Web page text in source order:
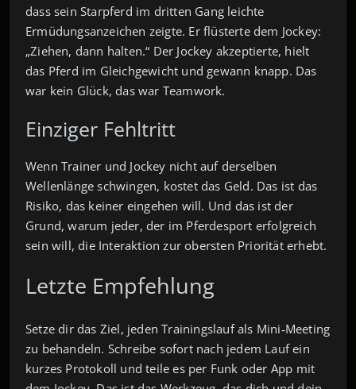
dass sein Starpferd im dritten Gang leichte
Ermüdungsanzeichen zeigte. Er flüsterte dem Jockey:
„Ziehen, dann halten.“ Der Jockey akzeptierte, hielt
das Pferd im Gleichgewicht und gewann knapp. Das
war kein Glück, das war Teamwork.
Einziger Fehltritt
Wenn Trainer und Jockey nicht auf derselben
Wellenlänge schwingen, kostet das Geld. Das ist das
Risiko, das keiner eingehen will. Und das ist der
Grund, warum jeder, der im Pferdesport erfolgreich
sein will, die Interaktion zur obersten Priorität erhebt.
Letzte Empfehlung
Setze dir das Ziel, jeden Trainingslauf als Mini‑Meeting
zu behandeln. Schreibe sofort nach jedem Lauf ein
kurzes Protokoll und teile es per Funk oder App mit